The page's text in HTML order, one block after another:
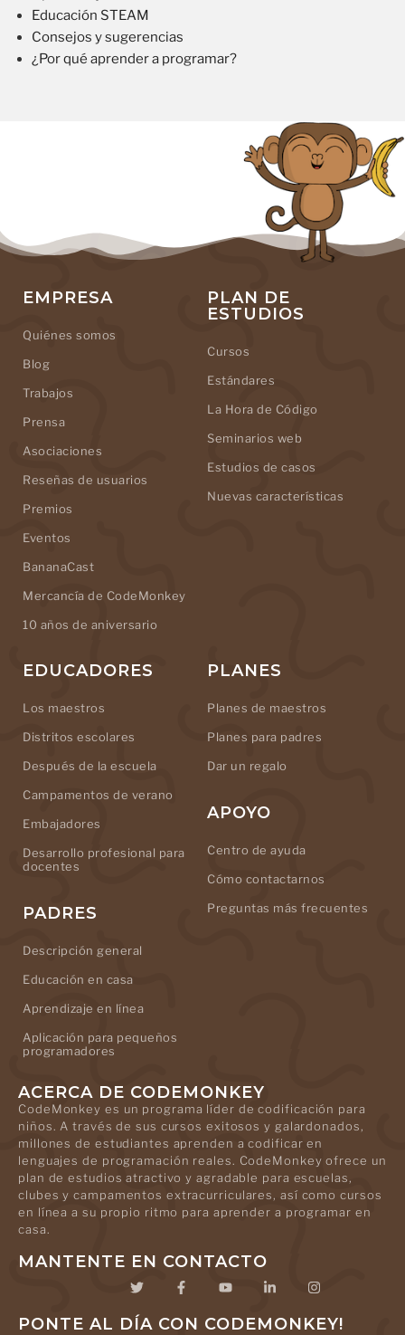
Educación STEAM
Consejos y sugerencias
¿Por qué aprender a programar?
EMPRESA
Quiénes somos
Blog
Trabajos
Prensa
Asociaciones
Reseñas de usuarios
Premios
Eventos
BananaCast
Mercancía de CodeMonkey
10 años de aniversario
PLAN DE
ESTUDIOS
Cursos
Estándares
La Hora de Código
Seminarios web
Estudios de casos
Nuevas características
EDUCADORES
Los maestros
Distritos escolares
Después de la escuela
Campamentos de verano
Embajadores
Desarrollo profesional para
docentes
PADRES
Descripción general
Educación en casa
Aprendizaje en línea
Aplicación para pequeños
programadores
PLANES
Planes de maestros
Planes para padres
Dar un regalo
APOYO
Centro de ayuda
Cómo contactarnos
Preguntas más frecuentes
ACERCA DE CODEMONKEY
CodeMonkey es un programa líder de codificación para
niños. A través de sus cursos exitosos y galardonados,
millones de estudiantes aprenden a codificar en
lenguajes de programación reales. CodeMonkey ofrece un
plan de estudios atractivo y agradable para escuelas,
clubes y campamentos extracurriculares, así como cursos
en línea a su propio ritmo para aprender a programar en
casa.
MANTENTE EN CONTACTO
PONTE AL DÍA CON CODEMONKEY!